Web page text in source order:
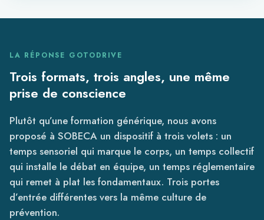
LA RÉPONSE GOTODRIVE
Trois formats, trois angles, une même
prise de conscience
Plutôt qu’une formation générique, nous avons
proposé à SOBECA un dispositif à trois volets : un
temps sensoriel qui marque le corps, un temps collectif
qui installe le débat en équipe, un temps réglementaire
qui remet à plat les fondamentaux. Trois portes
d’entrée différentes vers la même culture de
prévention.